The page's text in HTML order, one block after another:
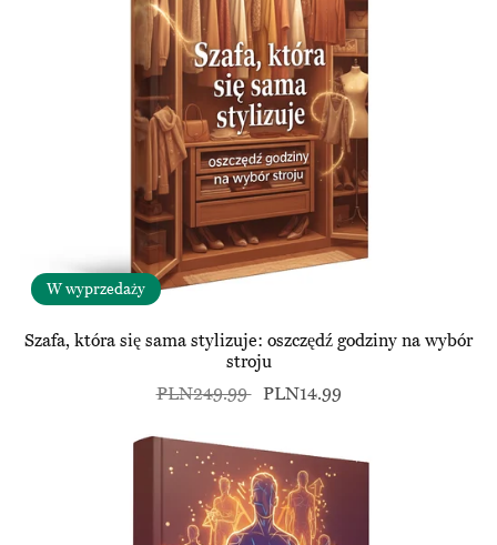
W wyprzedaży
Szafa, która się sama stylizuje: oszczędź godziny na wybór
stroju
PLN249.99 PLN14.99